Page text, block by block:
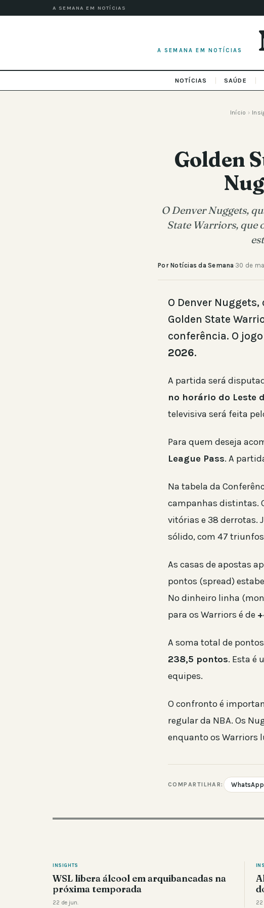
A SEMANA EM NOTÍCIAS
A SEMANA EM NOTÍCIAS
NOTÍCIAS SAÚDE
Início ›
Golden
O Denver Nuggets,
State Warriors, que
Por Notícias da Semana ·30 de
O Denver
Golden State
conferência. O
2026.
A partida será
no horário do Leste
televisiva será feita
Para quem deseja
League Pass. A
Na tabela da
campanhas distintas.
vitórias e 38 derrotas.
sólido, com 47 triunfos
As casas de apostas
pontos (spread)
No dinheiro linha
para os Warriors é de
A soma total de
238,5 pontos. Esta é
equipes.
O confronto é
regular da NBA. Os
enquanto os Warriors
COMPARTILHAR: WhatsApp
INSIGHTS
WSL libera álcool em arquibancadas na
próxima temporada
22 de jun. 22